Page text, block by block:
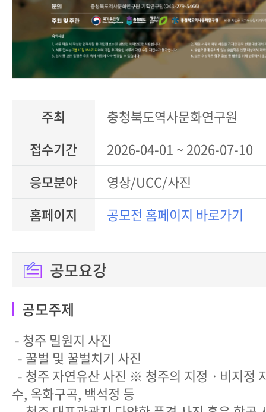
주최
충청북도역사문화연구원
접수기간
2026-04-01 ~ 2026-07-10
응모분야
영상/UCC/사진
홈페이지
공모전 홈페이지 바로가기
공모요강
공모주제
- 청주 밀원지 사진
- 꿀벌 및 꿀벌치기 사진
- 청주 자연유산 사진 ※ 청주의 지정ㆍ비지정
수, 옥화구곡, 백석정 등